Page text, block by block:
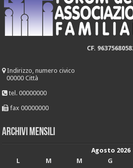
CF.
Indirizzo, numero civico
00000 Città
tel. 00000000
fax 00000000
Archivi mensili
Agosto 2026
L
M M G